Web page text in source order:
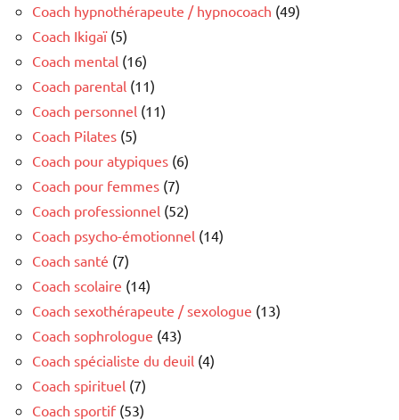
Coach hypnothérapeute / hypnocoach (49)
Coach Ikigaï(5)
Coach mental (16)
Coach parental (11)
Coach personnel (11)
Coach Pilates (5)
Coach pour atypiques (6)
Coach pour femmes (7)
Coach professionnel (52)
Coach psycho-émotionnel (14)
Coach santé (7)
Coach scolaire (14)
Coach sexothérapeute / sexologue (13)
Coach sophrologue (43)
Coach spécialiste du deuil (4)
Coach spirituel (7)
Coach sportif(53)